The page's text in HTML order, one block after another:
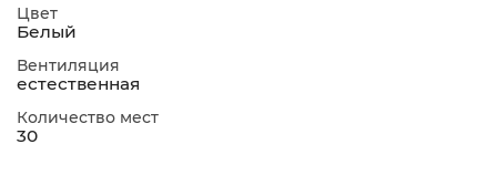
Цвет
Белый
Вентиляция
естественная
Количество мест
30